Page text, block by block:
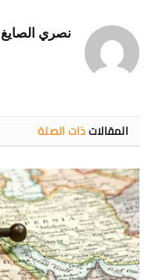
نصري الصايغ
المقالاتذات الصلة